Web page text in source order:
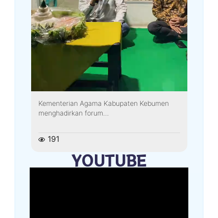
Kementerian Agama Kabupaten Kebumen
menghadirkan forum...
191
YOUTUBE